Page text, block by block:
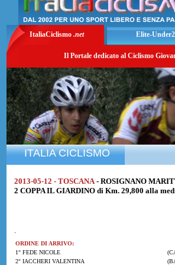
ItaliaCiclismo .net Elite-
Il Portale dedicato al Ciclismo
ITALIA CICLISMO
2013-05-12 - TOSCANA - ROSIGNANO
2 COPPA IL GIARDINO di Km. 29,800 alla
.
ORDINE DI ARRIVO:
1° FEDE NICOLE
2° IACCHERI VALENTINA